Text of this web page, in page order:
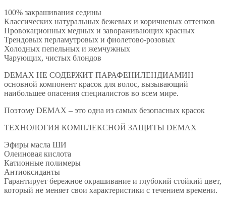
100% закрашивания седины
Классических натуральных бежевых и коричневых оттенков
Провокационных медных и завораживающих красных
Трендовых перламутровых и фиолетово-розовых
Холодных пепельных и жемчужных
Чарующих, чистых блондов
DEMAX НЕ СОДЕРЖИТ ПАРАФЕНИЛЕНДИАМИН –
основной компонент красок для волос, вызывающий
наибольшее опасения специалистов во всем мире.
Поэтому DEMAX – это одна из самых безопасных красок
ТЕХНОЛОГИЯ КОМПЛЕКСНОЙ ЗАЩИТЫ DEMAX
Эфиры масла ШИ
Олеиновая кислота
Катионные полимеры
Антиоксиданты
Гарантирует бережное окрашивание и глубокий стойкий цвет,
который не меняет свои характеристики с течением времени.